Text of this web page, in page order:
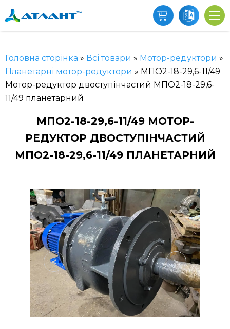
Головна сторінка » Всі товари » Мотор-редуктори »
Планетарні мотор-редуктори » МПО2-18-29,6-11/49
Мотор-редуктор двоступінчастий МПО2-18-29,6-
11/49 планетарний
МПО2-18-29,6-11/49 МОТОР-
РЕДУКТОР ДВОСТУПІНЧАСТИЙ
МПО2-18-29,6-11/49 ПЛАНЕТАРНИЙ
< >